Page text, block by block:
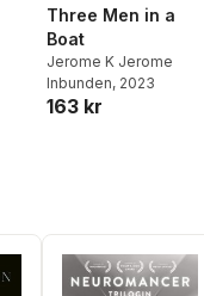
Three Men in a
Boat
Jerome K Jerome
Inbunden, 2023
163 kr